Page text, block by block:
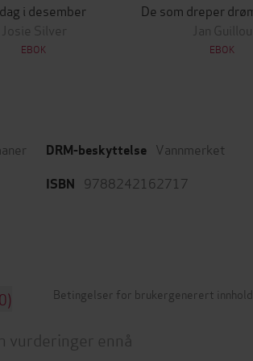
i desember
Josie Silver
EBOK
Jan Guillou
EBOK
DRM-beskyttelse Vannmerket
ISBN 9788242162717
Betingelser for brukergenerert innhold
vurderinger ennå